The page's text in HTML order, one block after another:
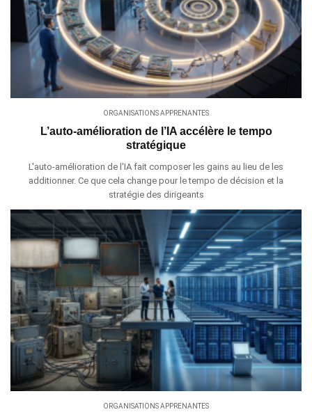
ORGANISATIONS APPRENANTES
L’auto-amélioration de l’IA accélère le tempo
stratégique
L'auto-amélioration de l'IA fait composer les gains au lieu de les
additionner. Ce que cela change pour le tempo de décision et la
stratégie des dirigeants
ORGANISATIONS APPRENANTES